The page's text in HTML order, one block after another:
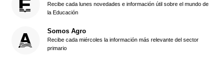
Recibe cada lunes novedades e información útil sobre el mundo de
la Educación
Somos Agro
Recibe cada miércoles la información más relevante del sector
primario